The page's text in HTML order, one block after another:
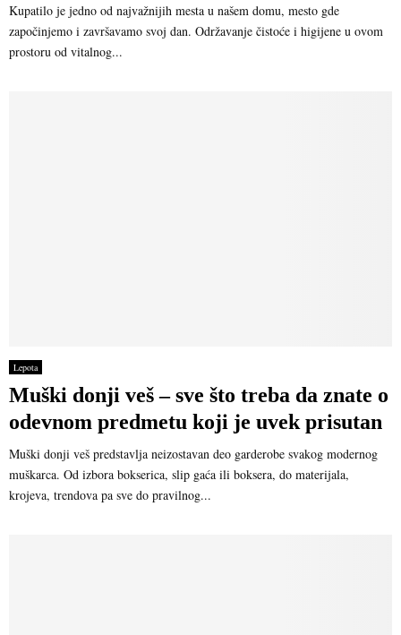
Kupatilo je jedno od najvažnijih mesta u našem domu, mesto gde
započinjemo i završavamo svoj dan. Održavanje čistoće i higijene u ovom
prostoru od vitalnog...
Lepota
Muški donji veš – sve što treba da znate o
odevnom predmetu koji je uvek prisutan
Muški donji veš predstavlja neizostavan deo garderobe svakog modernog
muškarca. Od izbora bokserica, slip gaća ili boksera, do materijala,
krojeva, trendova pa sve do pravilnog...